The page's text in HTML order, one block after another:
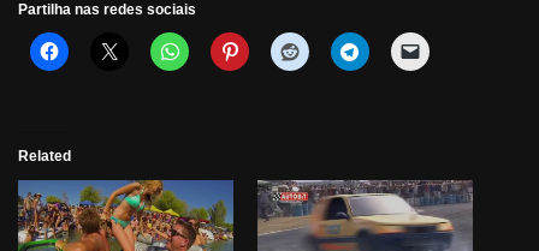
Partilha nas redes sociais
Related